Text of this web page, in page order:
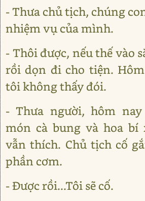
- Thưa chủ tịch, chúng
nhiệm vụ của mình.
- Thôi được, nếu thế vào
rồi dọn đi cho tiện.
tôi không thấy đói.
- Thưa người, hôm
món cà bung và hoa bí
vẫn thích. Chủ tịch cố
phần cơm.
- Được rồi...Tôi sẽ cố.